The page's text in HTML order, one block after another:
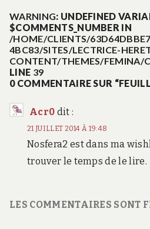
WARNING: UNDEFINED
$COMMENTS_NUMBER IN
/HOME/CLIENTS/
4BC83/SITES/LECTRICE-
CONTENT/THEMES/FEMINA/
LINE 39
0 COMMENTAIRE SUR
Acr0 dit :
21 JUILLET 2014 À 19:48
Nosfera2 est dans ma
trouver le temps de le lire.
LES COMMENTAIRES SONT